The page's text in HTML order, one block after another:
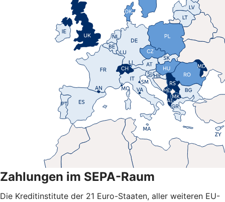
Zahlungen im SEPA-Raum
Die Kreditinstitute der 21 Euro-Staaten, aller weiteren EU-